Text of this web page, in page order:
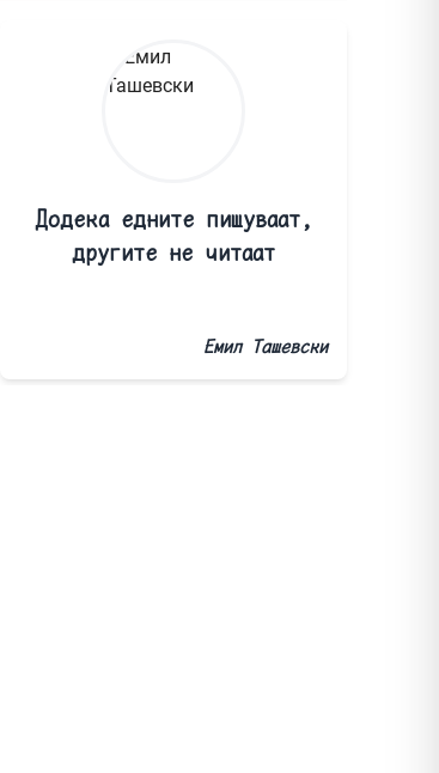
Додека едните пишуваат,
другите не читаат
Емил Ташевски